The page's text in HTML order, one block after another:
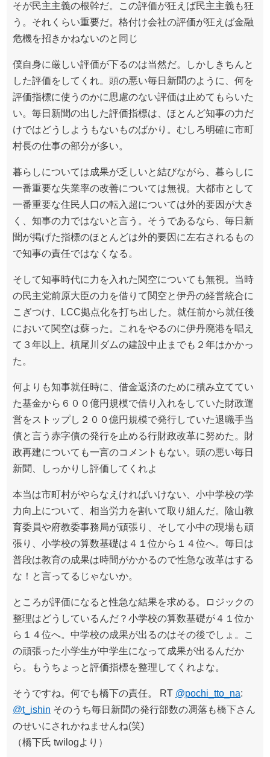
そが民主主義の根幹だ。この評価が狂えば民主主義も狂
う。それくらい重要だ。格付け会社の評価が狂えば金融
危機を招きかねないのと同じ
僕自身に厳しい評価が下るのは当然だ。しかしきちんと
した評価をしてくれ。頭の悪い毎日新聞のように、何を
評価指標に使うのかに思慮のない評価は止めてもらいた
い。毎日新聞の出した評価指標は、ほとんど知事の力だ
けではどうしようもないものばかり。むしろ明確に市町
村長の仕事の部分が多い。
暮らしについては成果が乏しいと結びながら、暮らしに
一番重要な失業率の改善については無視。大都市として
一番重要な住民人口の転入超については外的要因が大き
く、知事の力ではないと言う。そうであるなら、毎日新
聞が掲げた指標のほとんどは外的要因に左右されるもの
で知事の責任ではなくなる。
そして知事時代に力を入れた関空についても無視。当時
の民主党前原大臣の力を借りて関空と伊丹の経営統合に
こぎつけ、LCC拠点化を打ち出した。就任前から就任後
において関空は蘇った。これをやるのに伊丹廃港を唱え
て３年以上。槙尾川ダムの建設中止までも２年はかかっ
た。
何よりも知事就任時に、借金返済のために積み立ててい
た基金から６００億円規模で借り入れをしていた財政運
営をストップし２００億円規模で発行していた退職手当
債と言う赤字債の発行を止める行財政改革に努めた。財
政再建についても一言のコメントもない。頭の悪い毎日
新聞、しっかりし評価してくれよ
本当は市町村がやらなえければいけない、小中学校の学
力向上について、相当労力を割いて取り組んだ。陰山教
育委員や府教委事務局が頑張り、そして小中の現場も頑
張り、小学校の算数基礎は４１位から１４位へ。毎日は
普段は教育の成果は時間がかかるので性急な改革はする
な！と言ってるじゃないか。
ところが評価になると性急な結果を求める。ロジックの
整理はどうしているんだ？小学校の算数基礎が４１位か
ら１４位へ。中学校の成果が出るのはその後でしょ。こ
の頑張った小学生が中学生になって成果が出るんだか
ら。もうちょっと評価指標を整理してくれよな。
そうですね。何でも橋下の責任。 RT @pochi_tto_na:
@t_ishin そのうち毎日新聞の発行部数の凋落も橋下さん
のせいにされかねませんね(笑)
（橋下氏 twilogより）